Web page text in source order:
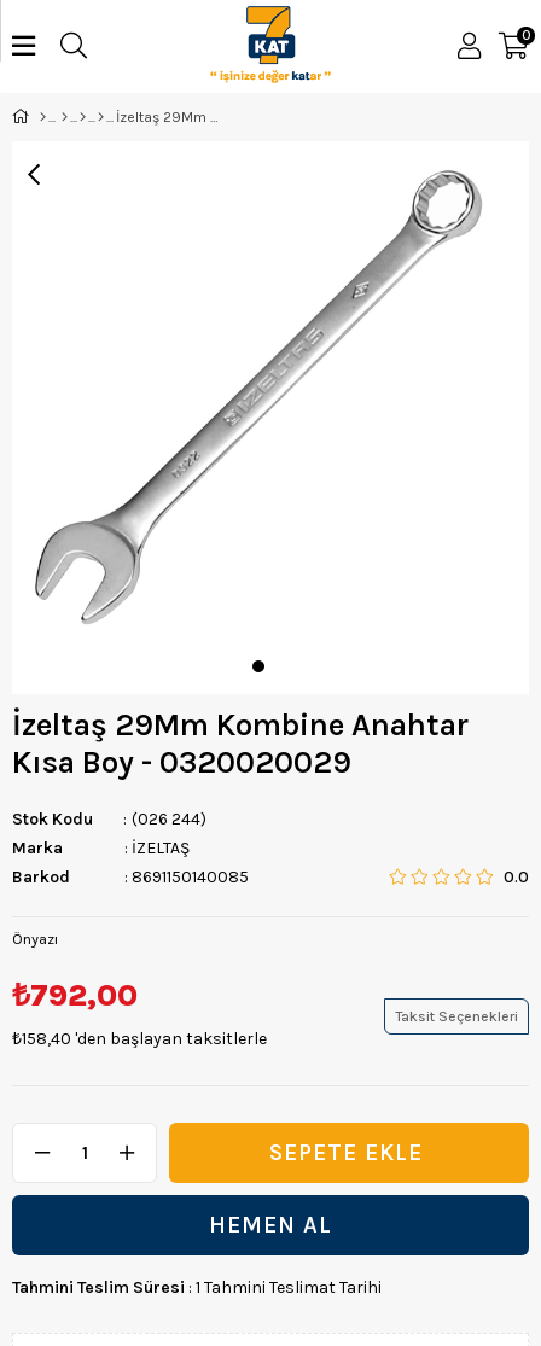
0
İzeltaş 29Mm Kombine Anahtar
Kısa Boy - 0320020029
Stok Kodu
(026 244)
Marka
: İZELTAŞ
Barkod
: 8691150140085 0.0
Önyazı
₺792,00
₺158,40 'den başlayan taksitlerle
Taksit Seçenekleri
Tahmini Teslim Süresi : 1 Tahmini Teslimat Tarihi